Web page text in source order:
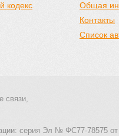
кодекс
Общая
Контакты
Список
связи,
серия Эл № ФС77-78575